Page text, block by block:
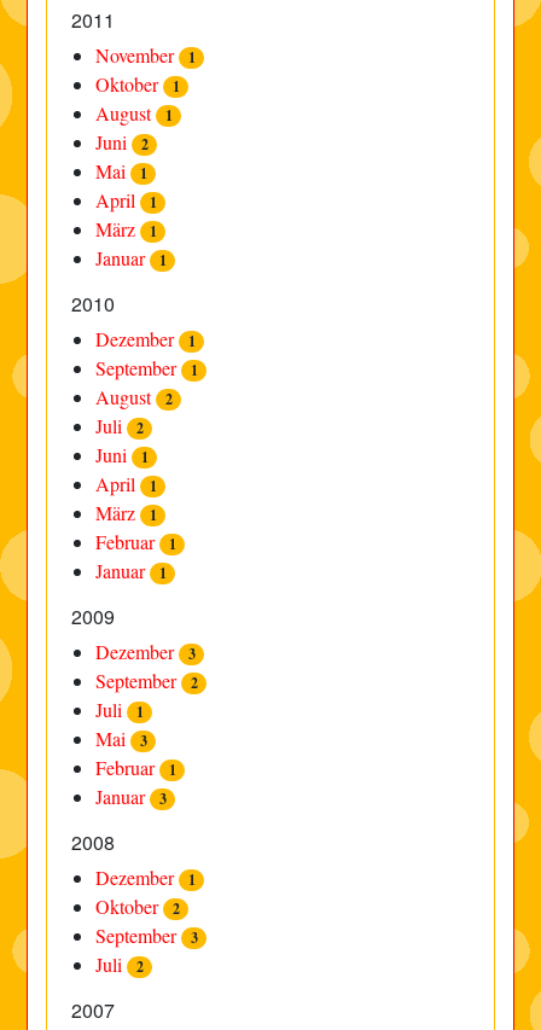
2011
November 1
Oktober 1
August 1
Juni 2
Mai 1
April 1
März 1
Januar 1
2010
Dezember 1
September 1
August 2
Juli 2
Juni 1
April 1
März 1
Februar 1
Januar 1
2009
Dezember 3
September 2
Juli 1
Mai 3
Februar 1
Januar 3
2008
Dezember 1
Oktober 2
September 3
Juli 2
2007